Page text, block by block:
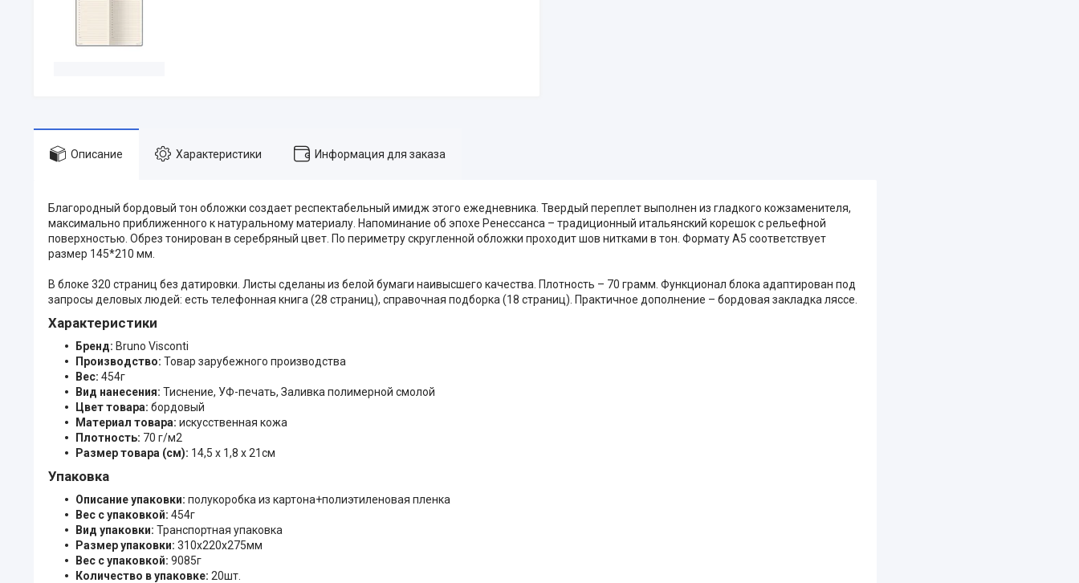
Описание Характеристики Информация для заказа
Благородный бордовый тон обложки создает респектабельный имидж этого ежедневника. Твердый переплет выполнен из гладкого кожзаменителя,
максимально приближенного к натуральному материалу. Напоминание об эпохе Ренессанса – традиционный итальянский корешок с рельефной
поверхностью. Обрез тонирован в серебряный цвет. По периметру скругленной обложки проходит шов нитками в тон. Формату А5 соответствует
размер 145*210 мм.
В блоке 320 страниц без датировки. Листы сделаны из белой бумаги наивысшего качества. Плотность – 70 грамм. Функционал блока адаптирован под
запросы деловых людей: есть телефонная книга (28 страниц), справочная подборка (18 страниц). Практичное дополнение – бордовая закладка ляссе.
Характеристики
Бренд: Bruno Visconti
Производство: Товар зарубежного производства
Вес: 454г
Вид нанесения: Тиснение, УФ-печать, Заливка полимерной смолой
Цвет товара: бордовый
Материал товара: искусственная кожа
Плотность: 70 г/м2
Размер товара (см): 14,5 x 1,8 x 21см
Упаковка
Описание упаковки: полукоробка из картона+полиэтиленовая пленка
Вес с упаковкой: 454г
Вид упаковки: Транспортная упаковка
Размер упаковки: 310x220x275мм
Вес с упаковкой: 9085г
Количество в упаковке: 20шт.